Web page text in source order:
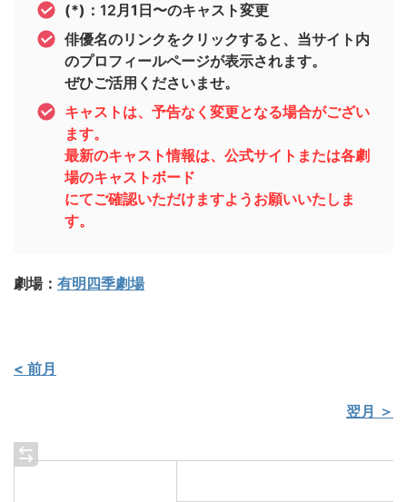
(*)： 12月1日〜のキャスト変更
俳優名のリンクをクリックすると、当サイト内
のプロフィールページが表示されます。
ぜひご活用くださいませ。
キャストは、予告なく変更となる場合がござい
ます。
最新のキャスト情報は、公式サイトまたは各劇
場のキャストボード
にてご確認いただけますようお願いいたしま
す。
劇場： 有明四季劇場
< 前月
翌月 ＞